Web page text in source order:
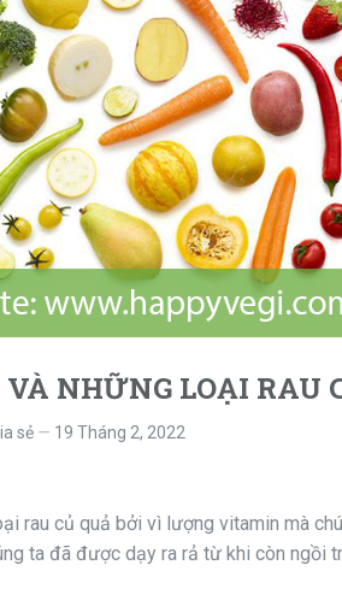
NHỮNG LOẠI RAU
sẻ 19 Tháng 2, 2022
rau củ quả bởi vì lượng vitamin mà
ta đã được dạy ra rả từ khi còn ngồi